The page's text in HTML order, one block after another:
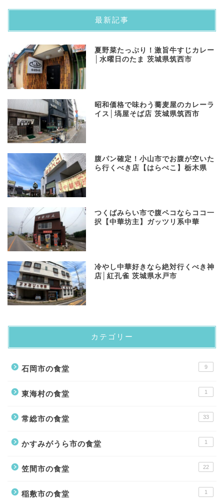
最新記事
夏野菜たっぷり！激旨牛すじカレー
│水曜日のたま 茨城県筑西市
昭和価格で味わう蕎麦屋のカレーラ
イス│塙屋そば店 茨城県筑西市
​腹パン確定！小山市でお腹が空いた
ら行くべき店【はらぺこ】栃木県
つくばみらい市で腹ペコならココ一
択【中華坊主】ガッツリ系中華
冷やし中華好きなら絶対行くべき神
店│紅孔雀 茨城県水戸市
カテゴリー
石岡市の食堂 9
東海村の食堂 1
常総市の食堂 33
かすみがうら市の食堂 1
笠間市の食堂 22
稲敷市の食堂 1